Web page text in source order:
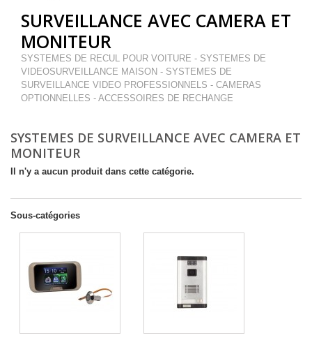
SURVEILLANCE AVEC CAMERA ET
MONITEUR
SYSTEMES DE RECUL POUR VOITURE - SYSTEMES DE
VIDEOSURVEILLANCE MAISON - SYSTEMES DE
SURVEILLANCE VIDEO PROFESSIONNELS - CAMERAS
OPTIONNELLES - ACCESSOIRES DE RECHANGE
SYSTEMES DE SURVEILLANCE AVEC CAMERA ET
MONITEUR
Il n'y a aucun produit dans cette catégorie.
Sous-catégories